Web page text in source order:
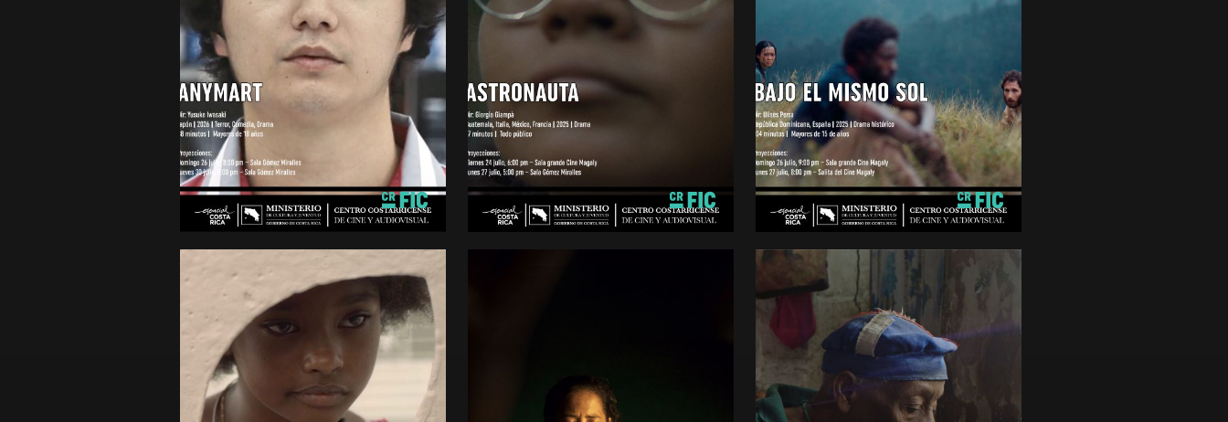
ANYMART
Drama
Japón
2026
Mayores de 15 años
ASTRONAUTA
Ficción
Guatemala
2025
Mayores de 15 años
BAJO EL MISMO SOL
Animación, Drama
Costa Rica
2025
5 220 minutos
Mayores de 15 años